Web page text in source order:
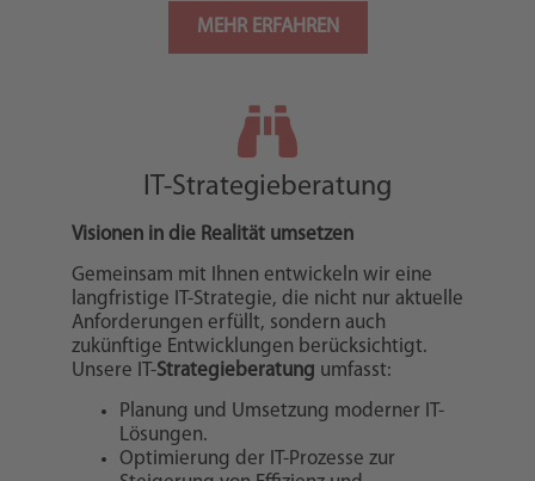
MEHR ERFAHREN
IT-Strategieberatung
Visionen in die Realität umsetzen
Gemeinsam mit Ihnen entwickeln wir eine
langfristige IT-Strategie, die nicht nur aktuelle
Anforderungen erfüllt, sondern auch
zukünftige Entwicklungen berücksichtigt.
Unsere IT-Strategieberatung umfasst:
Planung und Umsetzung moderner IT-
Lösungen.
Optimierung der IT-Prozesse zur